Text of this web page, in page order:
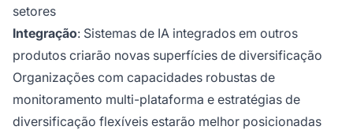
setores
Integração: Sistemas de IA integrados em outros
produtos criarão novas superfícies de diversificação
Organizações com capacidades robustas de
monitoramento multi-plataforma e estratégias de
diversificação flexíveis estarão melhor posicionadas